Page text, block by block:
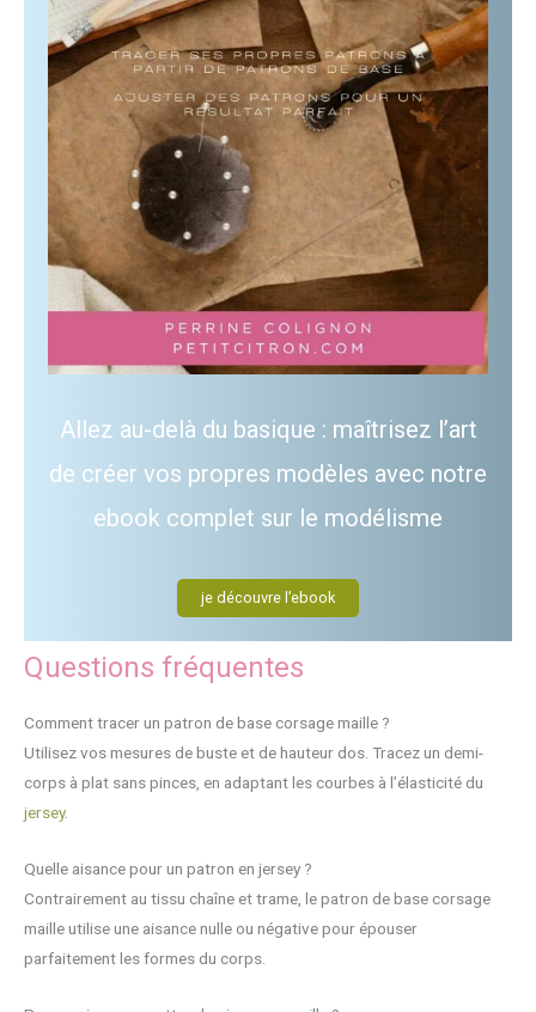
Allez au-delà du basique : maîtrisez l’art
de créer vos propres modèles avec notre
ebook complet sur le modélisme
je découvre l’ebook
Questions fréquentes
Comment tracer un patron de base corsage maille ?
Utilisez vos mesures de buste et de hauteur dos. Tracez un demi-
corps à plat sans pinces, en adaptant les courbes à l’élasticité du
jersey.
Quelle aisance pour un patron en jersey ?
Contrairement au tissu chaîne et trame, le patron de base corsage
maille utilise une aisance nulle ou négative pour épouser
parfaitement les formes du corps.